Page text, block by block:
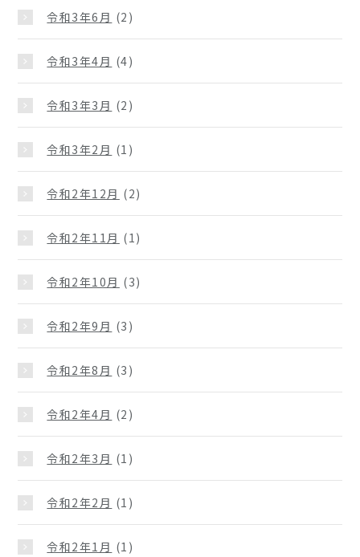
令和3年6月 (2)
令和3年4月 (4)
令和3年3月 (2)
令和3年2月 (1)
令和2年12月 (2)
令和2年11月 (1)
令和2年10月 (3)
令和2年9月 (3)
令和2年8月 (3)
令和2年4月 (2)
令和2年3月 (1)
令和2年2月 (1)
令和2年1月 (1)